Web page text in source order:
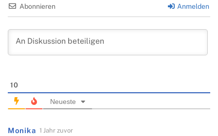
Abonnieren Anmelden
10
Neueste
Monika 1 Jahr zuvor